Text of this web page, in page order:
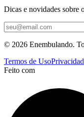
Dicas e novidades sobre
© 2026 Enembulando.
Termos de Uso
Feito com